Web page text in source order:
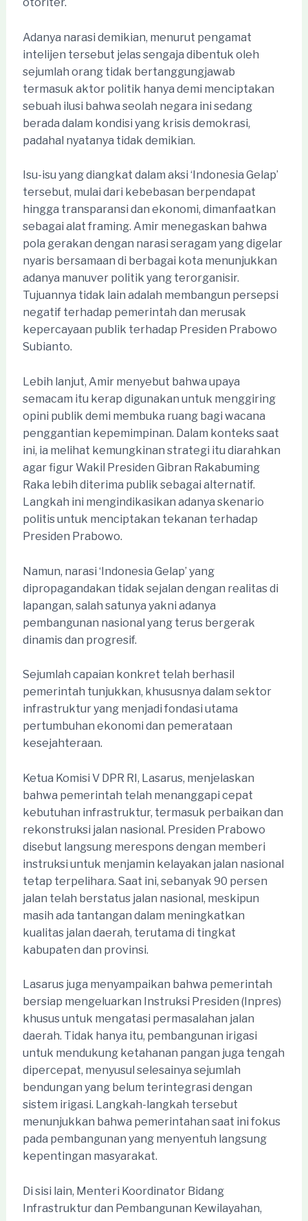
Adanya narasi demikian, menurut pengamat
intelijen tersebut jelas sengaja dibentuk oleh
sejumlah orang tidak bertanggungjawab
termasuk aktor politik hanya demi menciptakan
sebuah ilusi bahwa seolah negara ini sedang
berada dalam kondisi yang krisis demokrasi,
padahal nyatanya tidak demikian.
Isu-isu yang diangkat dalam aksi ‘Indonesia Gelap’
tersebut, mulai dari kebebasan berpendapat
hingga transparansi dan ekonomi, dimanfaatkan
sebagai alat framing. Amir menegaskan bahwa
pola gerakan dengan narasi seragam yang digelar
nyaris bersamaan di berbagai kota menunjukkan
adanya manuver politik yang terorganisir.
Tujuannya tidak lain adalah membangun persepsi
negatif terhadap pemerintah dan merusak
kepercayaan publik terhadap Presiden Prabowo
Subianto.
Lebih lanjut, Amir menyebut bahwa upaya
semacam itu kerap digunakan untuk menggiring
opini publik demi membuka ruang bagi wacana
penggantian kepemimpinan. Dalam konteks saat
ini, ia melihat kemungkinan strategi itu diarahkan
agar figur Wakil Presiden Gibran Rakabuming
Raka lebih diterima publik sebagai alternatif.
Langkah ini mengindikasikan adanya skenario
politis untuk menciptakan tekanan terhadap
Presiden Prabowo.
Namun, narasi ‘Indonesia Gelap’ yang
dipropagandakan tidak sejalan dengan realitas di
lapangan, salah satunya yakni adanya
pembangunan nasional yang terus bergerak
dinamis dan progresif.
Sejumlah capaian konkret telah berhasil
pemerintah tunjukkan, khususnya dalam sektor
infrastruktur yang menjadi fondasi utama
pertumbuhan ekonomi dan pemerataan
kesejahteraan.
Ketua Komisi V DPR RI, Lasarus, menjelaskan
bahwa pemerintah telah menanggapi cepat
kebutuhan infrastruktur, termasuk perbaikan dan
rekonstruksi jalan nasional. Presiden Prabowo
disebut langsung merespons dengan memberi
instruksi untuk menjamin kelayakan jalan nasional
tetap terpelihara. Saat ini, sebanyak 90 persen
jalan telah berstatus jalan nasional, meskipun
masih ada tantangan dalam meningkatkan
kualitas jalan daerah, terutama di tingkat
kabupaten dan provinsi.
Lasarus juga menyampaikan bahwa pemerintah
bersiap mengeluarkan Instruksi Presiden (Inpres)
khusus untuk mengatasi permasalahan jalan
daerah. Tidak hanya itu, pembangunan irigasi
untuk mendukung ketahanan pangan juga tengah
dipercepat, menyusul selesainya sejumlah
bendungan yang belum terintegrasi dengan
sistem irigasi. Langkah-langkah tersebut
menunjukkan bahwa pemerintahan saat ini fokus
pada pembangunan yang menyentuh langsung
kepentingan masyarakat.
Di sisi lain, Menteri Koordinator Bidang
Infrastruktur dan Pembangunan Kewilayahan,